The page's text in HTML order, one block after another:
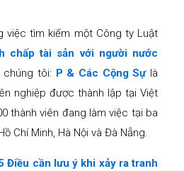
việc tìm kiếm một Công ty Luật
chấp tài sản với người nước
chúng tôi: P & Các Cộng Sựlà
nghiệp được thành lập tại Việt
thành viên đang làm việc tại ba
Chí Minh, Hà Nội và Đà Nẵng.
Điều cần lưu ý khi xảy ra tranh